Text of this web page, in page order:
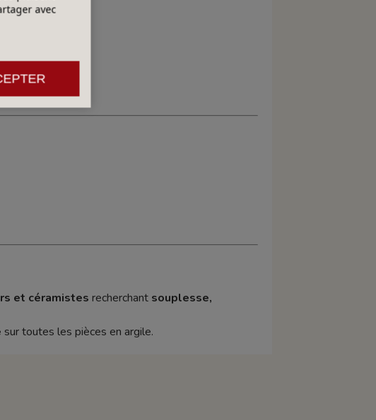
et céramistes recherchant souplesse,
sur toutes les pièces en argile.
avec